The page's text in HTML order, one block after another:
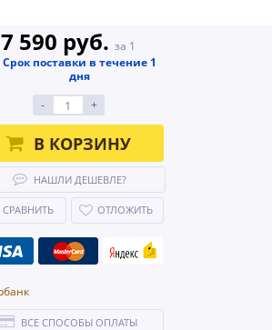
7 590 руб. за 1
Срок поставки в течение 1
дня
-
+
В КОРЗИНУ
НАШЛИ ДЕШЕВЛЕ?
СРАВНИТЬ ОТЛОЖИТЬ
ВСЕ СПОСОБЫ ОПЛАТЫ